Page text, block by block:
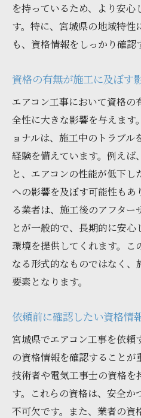
を持っているため、より安心
す。特に、宮城県の地域特性
も、資格情報をしっかり確認
資格の有無が施工に及ぼす
エアコン工事において資格の
全性に大きな影響を与えます
ョナルは、施工中のトラブル
経験を備えています。例えば
と、エアコンの性能が低下
への影響を及ぼす可能性もあ
る業者は、施工後のアフター
とが一般的で、長期的に安心
環境を提供してくれます。
なる形式的なものではなく、
要素となります。
依頼前に確認したい資格情
宮城県でエアコン工事を依頼
の資格情報を確認すること
技術者や電気工事士の資格を
す。これらの資格は、安全か
不可欠です。また、業者の資